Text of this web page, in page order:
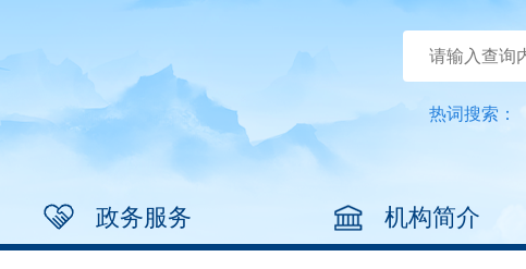
热词搜索：
政务服务 机构简介